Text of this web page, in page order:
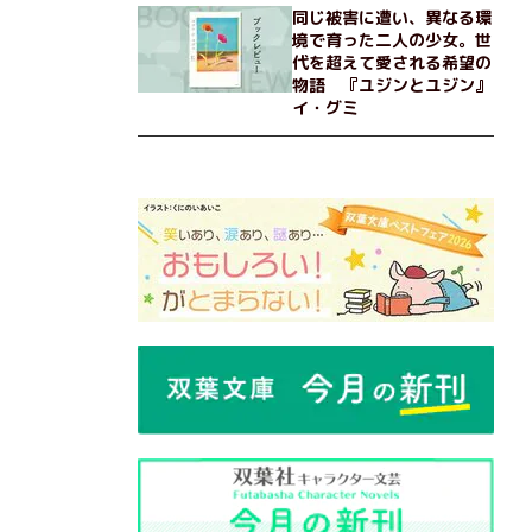
同じ被害に遭い、異なる環
境で育った二人の少女。世
代を超えて愛される希望の
物語 『ユジンとユジン』
イ・グミ